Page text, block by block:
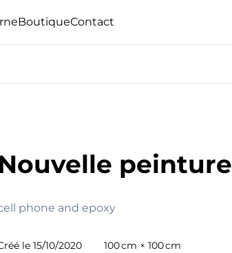
BoutiqueContact
Nouvelle peinture
phone and epoxy
le 15/10/2020 100 cm × 100 cm